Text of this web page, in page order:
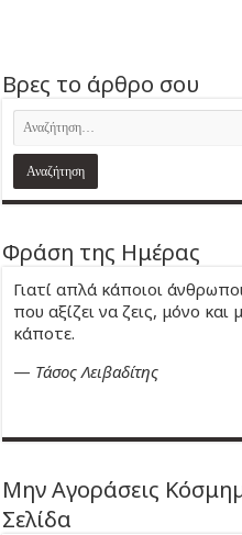
Βρες το άρθρο σου
Φράση της Ημέρας
Γιατί απλά κάποιοι
που αξίζει να ζεις, μόνο
κάποτε.
— Τάσος Λειβαδίτης
Μην Αγοράσεις
Σελίδα